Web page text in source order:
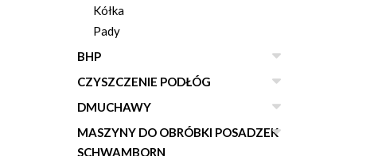
Kółka
Pady
BHP
CZYSZCZENIE PODŁÓG
DMUCHAWY
MASZYNY DO OBRÓBKI POSADZEK
SCHWAMBORN